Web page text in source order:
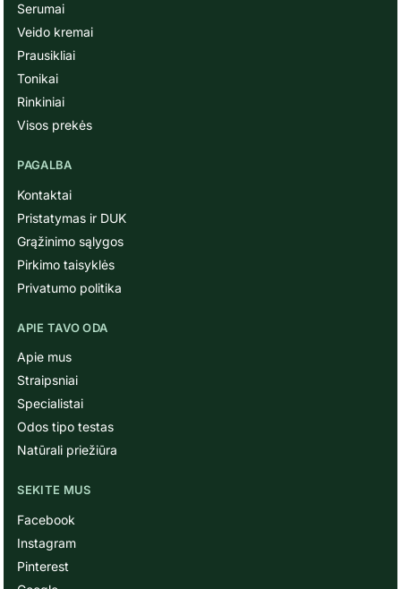
Serumai
Veido kremai
Prausikliai
Tonikai
Rinkiniai
Visos prekės
PAGALBA
Kontaktai
Pristatymas ir DUK
Grąžinimo sąlygos
Pirkimo taisyklės
Privatumo politika
APIE TAVO ODA
Apie mus
Straipsniai
Specialistai
Odos tipo testas
Natūrali priežiūra
SEKITE MUS
Facebook
Instagram
Pinterest